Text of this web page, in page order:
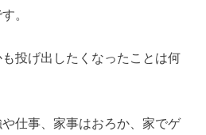
。
投げ出したくなったことは何
仕事、家事はおろか、家でゲ